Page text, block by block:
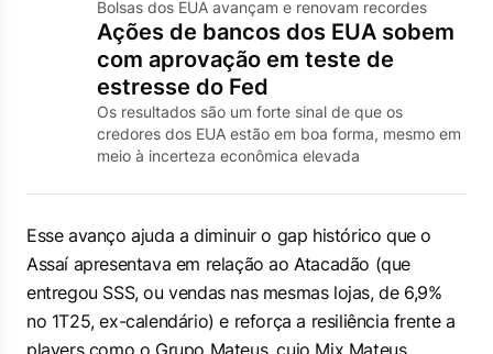
Bolsas dos EUA avançam e renovam recordes
Ações de bancos dos EUA sobem
com aprovação em teste de
estresse do Fed
Os resultados são um forte sinal de que os
credores dos EUA estão em boa forma, mesmo em
meio à incerteza econômica elevada
Esse avanço ajuda a diminuir o gap histórico que o
Assaí apresentava em relação ao Atacadão (que
entregou SSS, ou vendas nas mesmas lojas, de 6,9%
no 1T25, ex-calendário) e reforça a resiliência frente a
players como o Grupo Mateus, cujo Mix Mateus